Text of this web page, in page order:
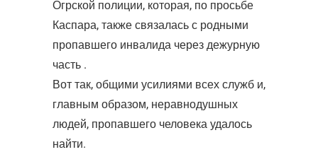
Огрской полиции, которая, по просьбе
Каспара, также связалась с родными
пропавшего инвалида через дежурную
часть .
Вот так, общими усилиями всех служб и,
главным образом, неравнодушных
людей, пропавшего человека удалось
найти.